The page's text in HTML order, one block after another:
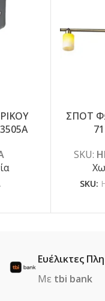
ΣΠΟΤ
SKU:
SKU:
Ευέλικτες
Με tbi bank